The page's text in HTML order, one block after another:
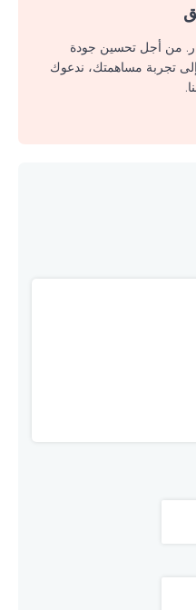
من أجل تحسين جودة
إلى تجربة مساهمتك، ندعوك